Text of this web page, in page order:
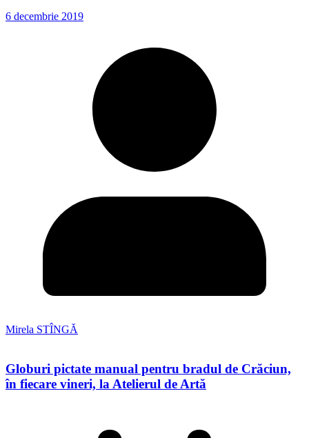
6 decembrie 2019
Mirela STÎNGĂ
Globuri pictate manual pentru bradul de Crăciun,
în fiecare vineri, la Atelierul de Artă